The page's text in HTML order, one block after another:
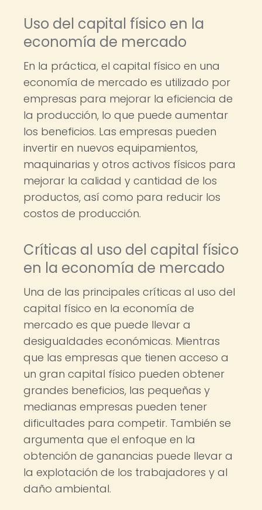
Uso del capital físico en la
economía de mercado
En la práctica, el capital físico en una
economía de mercado es utilizado por
empresas para mejorar la eficiencia de
la producción, lo que puede aumentar
los beneficios. Las empresas pueden
invertir en nuevos equipamientos,
maquinarias y otros activos físicos para
mejorar la calidad y cantidad de los
productos, así como para reducir los
costos de producción.
Críticas al uso del capital físico
en la economía de mercado
Una de las principales críticas al uso del
capital físico en la economía de
mercado es que puede llevar a
desigualdades económicas. Mientras
que las empresas que tienen acceso a
un gran capital físico pueden obtener
grandes beneficios, las pequeñas y
medianas empresas pueden tener
dificultades para competir. También se
argumenta que el enfoque en la
obtención de ganancias puede llevar a
la explotación de los trabajadores y al
daño ambiental.